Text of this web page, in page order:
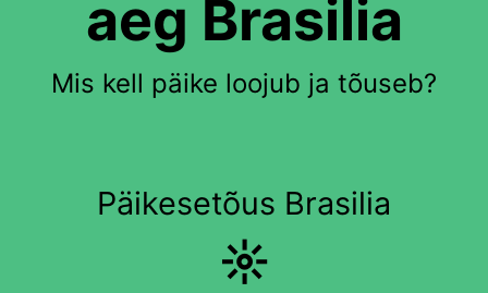
aeg Brasilia
Mis kell päike loojub ja tõuseb?
Päikesetõus Brasilia
☼